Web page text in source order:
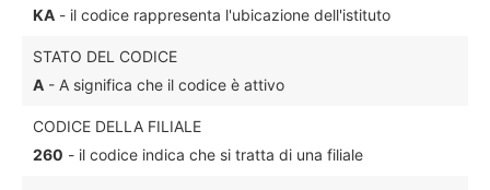
KA - il codice rappresenta l'ubicazione dell'istituto
STATO DEL CODICE
A - A significa che il codice è attivo
CODICE DELLA FILIALE
260 - il codice indica che si tratta di una filiale